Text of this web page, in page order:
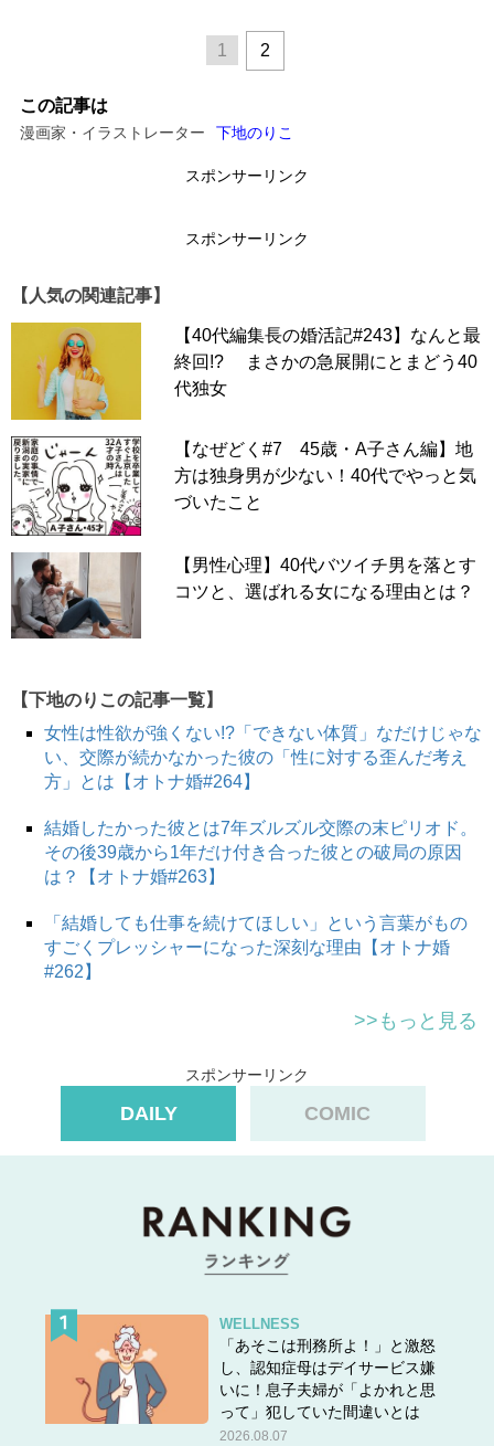
1 2
この記事は
漫画家・イラストレーター 下地のりこ
スポンサーリンク
スポンサーリンク
【人気の関連記事】
【40代編集長の婚活記#243】なんと最
終回!? まさかの急展開にとまどう40
代独女
【なぜどく#7 45歳・A子さん編】地
方は独身男が少ない！40代でやっと気
づいたこと
【男性心理】40代バツイチ男を落とす
コツと、選ばれる女になる理由とは？
【下地のりこの記事一覧】
女性は性欲が強くない!?「できない体質」なだけじゃな
い、交際が続かなかった彼の「性に対する歪んだ考え
方」とは【オトナ婚#264】
結婚したかった彼とは7年ズルズル交際の末ピリオド。
その後39歳から1年だけ付き合った彼との破局の原因
は？【オトナ婚#263】
「結婚しても仕事を続けてほしい」という言葉がもの
すごくプレッシャーになった深刻な理由【オトナ婚
#262】
>>もっと見る
スポンサーリンク
DAILY COMIC
WELLNESS
「あそこは刑務所よ！」と激怒
し、認知症母はデイサービス嫌
いに！息子夫婦が「よかれと思
って」犯していた間違いとは
2026.08.07